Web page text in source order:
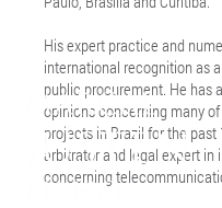
His expert practice and
international recognition as
public procurement. He has
opinions concerning many
projects in Brazil for the
arbitrator and legal expert
concerning